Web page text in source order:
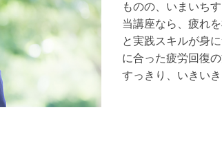
ものの、いまいち
当講座なら、疲れ
と実践スキルが身
に合った疲労回復
すっきり、いきい